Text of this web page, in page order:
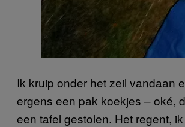
Ik kruip onder het zeil vandaan
ergens een pak koekjes – oké,
een tafel gestolen. Het regent,